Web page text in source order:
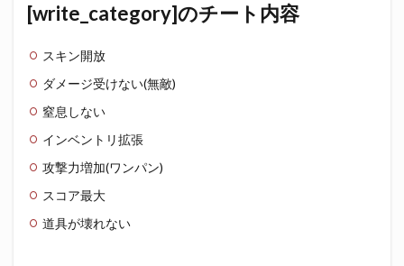
[write_category]のチート内容
スキン開放
ダメージ受けない(無敵)
窒息しない
インベントリ拡張
攻撃力増加(ワンパン)
スコア最大
道具が壊れない